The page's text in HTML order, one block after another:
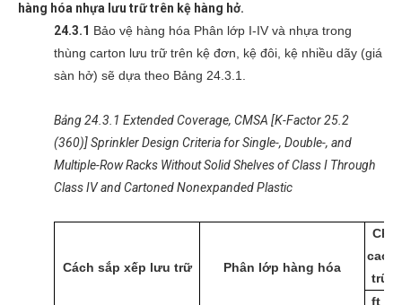
hàng hóa nhựa lưu trữ trên kệ hàng hở.
24.3.1 Bảo vệ hàng hóa Phân lớp I-IV và nhựa trong
thùng carton lưu trữ trên kệ đơn, kệ đôi, kệ nhiều dãy (giá
sàn hở) sẽ dựa theo Bảng 24.3.1.
Bảng 24.3.1 Extended Coverage, CMSA [K-Factor 25.2
(360)] Sprinkler Design Criteria for Single-, Double-, and
Multiple-Row Racks Without Solid Shelves of Class I Through
Class IV and Cartoned Nonexpanded Plastic
Cách sắp xếp lưu trữ Phân lớp hàng hóa
cao
trữ
ft